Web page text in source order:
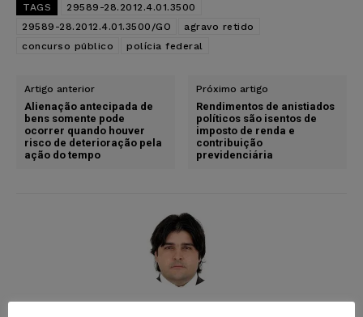
TAGS
29589-28.2012.4.01.3500
29589-28.2012.4.01.3500/GO
agravo retido
concurso público
polícia federal
Artigo anterior
Alienação antecipada de
bens somente pode
ocorrer quando houver
risco de deterioração pela
ação do tempo
Próximo artigo
Rendimentos de anistiados
políticos são isentos de
imposto de renda e
contribuição
previdenciária